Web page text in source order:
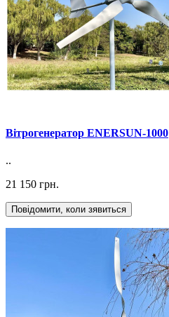
Вітрогенератор ENERSUN-1000
..
21 150 грн.
Повідомити, коли зявиться